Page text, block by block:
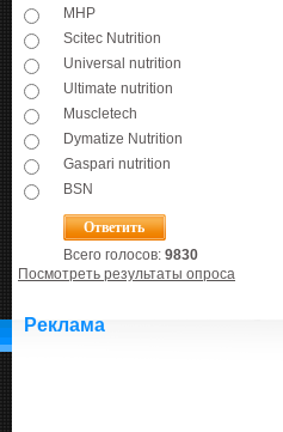
MHP
Scitec Nutrition
Universal nutrition
Ultimate nutrition
Muscletech
Dymatize Nutrition
Gaspari nutrition
BSN
Всего голосов: 9830
Посмотреть результаты опроса
Реклама